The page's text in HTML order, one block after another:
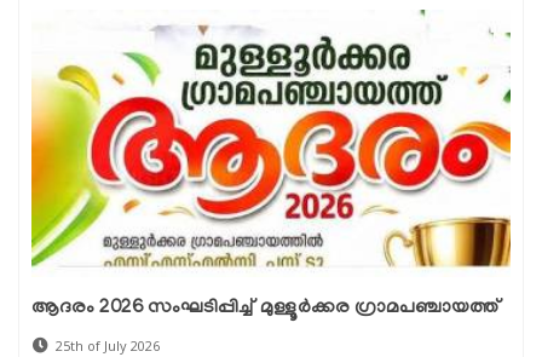
ആദരം 2026 സംഘടിപ്പിച്ച് മുള്ളൂര്‍ക്കര ഗ്രാമപഞ്ചായത്ത്‌
25th of July 2026